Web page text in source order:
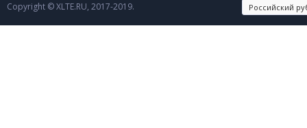
Copyright © XLTE.RU, 2017-2019.